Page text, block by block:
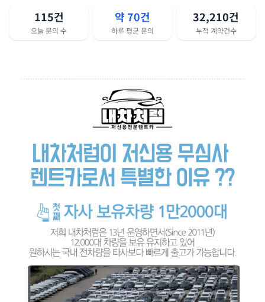
115건
오늘 문의 수
약 70건
하루 평균 문의
32,210건
누적 계약건수